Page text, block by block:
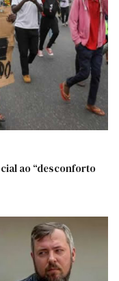
ao “desconforto